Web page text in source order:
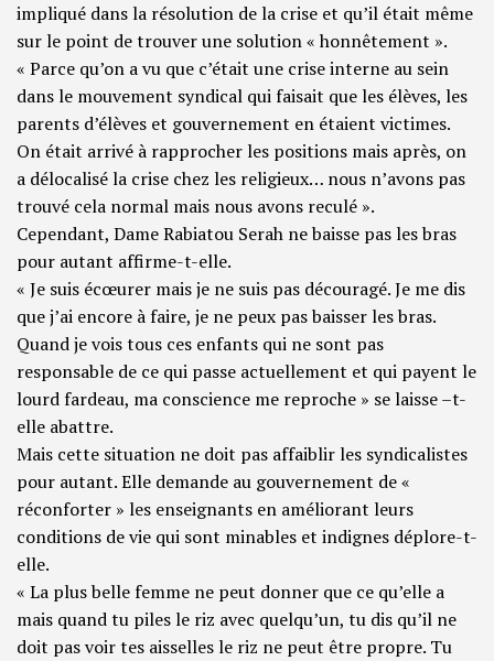
impliqué dans la résolution de la crise et qu’il était même
sur le point de trouver une solution « honnêtement ».
« Parce qu’on a vu que c’était une crise interne au sein
dans le mouvement syndical qui faisait que les élèves, les
parents d’élèves et gouvernement en étaient victimes.
On était arrivé à rapprocher les positions mais après, on
a délocalisé la crise chez les religieux… nous n’avons pas
trouvé cela normal mais nous avons reculé ».
Cependant, Dame Rabiatou Serah ne baisse pas les bras
pour autant affirme-t-elle.
« Je suis écœurer mais je ne suis pas découragé. Je me dis
que j’ai encore à faire, je ne peux pas baisser les bras.
Quand je vois tous ces enfants qui ne sont pas
responsable de ce qui passe actuellement et qui payent le
lourd fardeau, ma conscience me reproche » se laisse –t-
elle abattre.
Mais cette situation ne doit pas affaiblir les syndicalistes
pour autant. Elle demande au gouvernement de «
réconforter » les enseignants en améliorant leurs
conditions de vie qui sont minables et indignes déplore-t-
elle.
« La plus belle femme ne peut donner que ce qu’elle a
mais quand tu piles le riz avec quelqu’un, tu dis qu’il ne
doit pas voir tes aisselles le riz ne peut être propre. Tu